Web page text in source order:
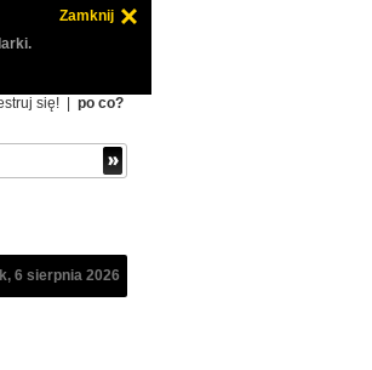
Zamknij
się! po co?
6 sierpnia 2026